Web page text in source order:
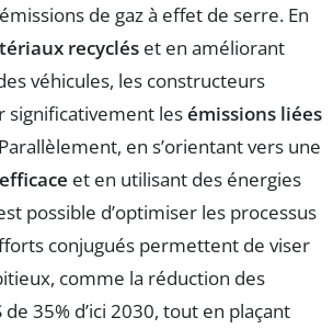
de gaz à effet de serre. En
recyclés et en améliorant
véhicules, les constructeurs
significativement lesémissions liées
en s’orientant vers une
et en utilisant des énergies
possible d’optimiser les processus
conjugués permettent de viser
comme la réduction des
de 35% d’ici 2030, tout en plaçant